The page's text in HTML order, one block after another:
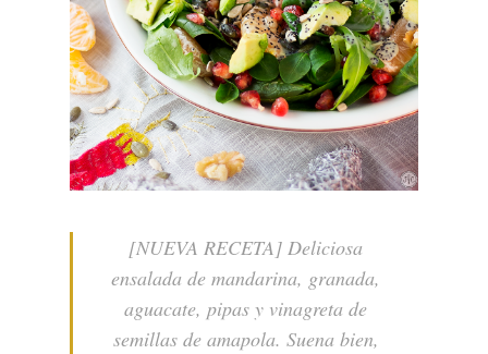
[NUEVA RECETA] Deliciosa
ensalada de mandarina, granada,
aguacate, pipas y vinagreta de
semillas de amapola. Suena bien,